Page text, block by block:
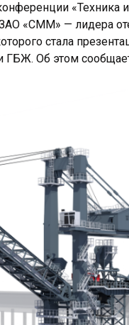
«Техника
«СММ» — лидера
стала
Об этом сообщает